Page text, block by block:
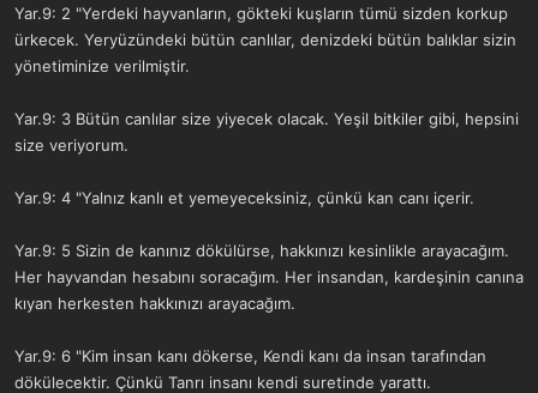
Yar.9: 2 "Yerdeki hayvanların, gökteki kuşların tümü sizden korkup
ürkecek. Yeryüzündeki bütün canlılar, denizdeki bütün balıklar sizin
yönetiminize verilmiştir.
Yar.9: 3 Bütün canlılar size yiyecek olacak. Yeşil bitkiler gibi, hepsini
size veriyorum.
Yar.9: 4 "Yalnız kanlı et yemeyeceksiniz, çünkü kan canı içerir.
Yar.9: 5 Sizin de kanınız dökülürse, hakkınızı kesinlikle arayacağım.
Her hayvandan hesabını soracağım. Her insandan, kardeşinin canına
kıyan herkesten hakkınızı arayacağım.
Yar.9: 6 "Kim insan kanı dökerse, Kendi kanı da insan tarafından
dökülecektir. Çünkü Tanrı insanı kendi suretinde yarattı.